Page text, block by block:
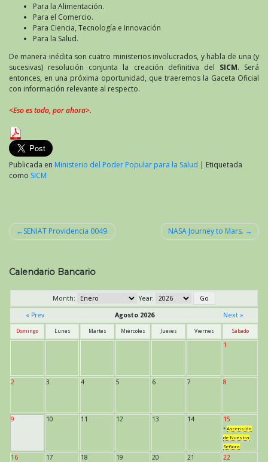
Para la Alimentación.
Para el Comercio.
Para Ciencia, Tecnología e Innovación
Para la Salud.
De manera inédita son cuatro ministerios involucrados, y habla de una (y
sucesivas) resolución conjunta la creación definitiva del SICM. Será
entonces, en una próxima oportunidad, que traeremos la Gaceta Oficial
con información relevante al respecto.
<Eso es todo, por ahora>.
Publicada en Ministerio del Poder Popular para la Salud | Etiquetada
como SICM
de
SENIAT Providencia 0049. NASA Journey to Mars.
Calendario Bancario
Month:
Year:
« Prev
Agosto 2026 Next »
Domingo Lunes Martes Miércoles Jueves Viernes Sábado
1
2 3 4 5 6 7 8
9 10 11 12 13 14 15
* Ascensión
de Nuestra
Señora
16 17 18 19 20 21 22